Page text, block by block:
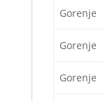
Gorenje
Gorenje
Gorenje